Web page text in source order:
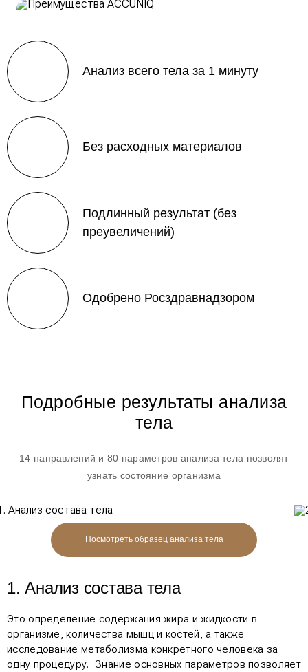
Анализ всего тела за 1 минуту
Без расходных материалов
Подлинный результат (без
преувеличений)
Одобрено Росздравнадзором
Подробные результаты анализа
тела
14 направлений и 80 параметров анализа тела позволят
узнать состояние организма
Посмотреть образец анализа тела
1. Анализ состава тела
Это определение содержания жира и жидкости в
организме, количества мышц и костей, а также
исследование метаболизма конкретного человека за
одну процедуру. Знание основных параметров позволяет